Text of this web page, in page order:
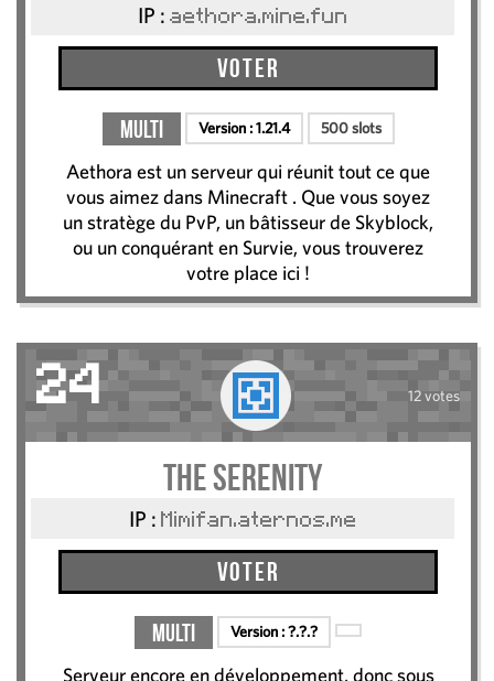
IP : aethora.mine.fun
Voter
Multi Version :1.21.4 500 slots
Aethora est un serveur qui réunit tout ce que
vous aimez dans Minecraft . Que vous soyez
un stratège du PvP, un bâtisseur de Skyblock,
ou un conquérant en Survie, vous trouverez
votre place ici !
24 12 votes
The Serenity
IP : Mimifan.aternos.me
Voter
Multi Version :?.?.?
Serveur encore en développement, donc sous